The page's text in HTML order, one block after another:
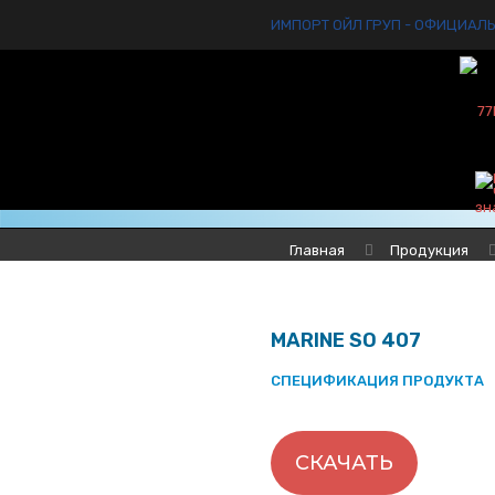
ИМПОРТ ОЙЛ ГРУП -
Главная Продукция
MARINE SO 407
СПЕЦИФИКАЦИЯ ПРОДУКТА
СКАЧАТЬ